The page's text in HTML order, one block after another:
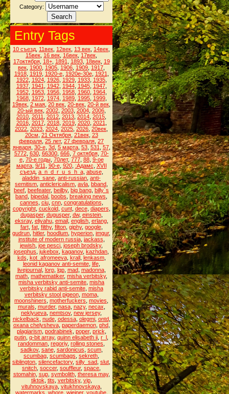
Category:
Entry Tags
10 съезд 11век 12век 13 век 14век
15век 16 век 16век 17век
17октября, 18+, 1891 1893, 18век, 19
век 1900 1905 1906 1909 1917
1918, 1919, 1920-е, 1920е-30е, 1921
1922, 1924, 1926, 1929, 1933, 1935,
1937, 1941 1942, 1944, 1945, 1947,
1952, 1953, 1956, 1958, 1960, 1964,
1968, 1972, 1974, 1989, 1995, 1999,
19век 2 мая 20 век 20-век 20-й век
20-ый век, 2002, 2003, 2004, 2006,
2010 2011 2012 2013 2014 2015
2016, 2017, 2018, 2019, 2020, 2021
2022 2023 2024 2025 2026 20век
20см 21 Октября, 21век, 23
февраля 25 лет, 27 февраля 27
января, 30-е, 3d, 5 марта, 53, 531 57,
5772, 630, 66300, 666, 7 октября, 70-
е, 70-е годы, 70лет, 777, 88, 9-ое
марта, 9/11 90-е, 920, :Адамс XVII
съезд, a_n_d_r_u_s_h_a, abuse,
aladdin_sane anti-russian anti-
semitism anticlericalism avla bband
beef beefeater, beilby, big bang billy`s
band bipedal boobs breaking news
cannes ciu, cnn, congratulations
copyright, cuckold, cunt, dece, diapers
dugasper, dugusper, dw, einstein,
eksray, eliyahu, email, english, erlang,
fart, fat, filthy, filton, giphy, google,
gudrun hitler, hoodlum hyperion imgur,
institute of modern russia, jackass
jewish joe pesci joseph brodsky,
josephus jukebox kaganov, kazhdan
kds kot_afromeeva, krall, lenkasm,
leonid kaganov anti-semite, life,
livejournal, lorp, lqp, mad, madonna,
math mathematiker, misha verbitsky,
misha verbitsky anti-semite misha
verbitsky rabid anti-semite, misha
verbitsky stool pigeon, moma,
moonshiners motherfuckers movies
murals murder, nasa, nazy, necax
neklyueva nemtsov, new jersey,
nickelback nude, odessa, olegmi, ontd,
oxana chelysheva, paperdaemon, phd,
plagiarism, podrabinek poper, prick
putin q-bit array, quinn elisabeth ii r_l
randomman regoriy, rolling stones
sadkov, sane, sardonicus scum,
scumbag scumbags sekreth
siblington silencefactory, silly_sad slut
snitch soccer, souffleur, space
stomahin, sup, symbolith, theresa may,
tiktok tits verbitsky, vip,
vituhnovskaya, vitukhnovskaya,
watermarks whore, wieiner, youtube,